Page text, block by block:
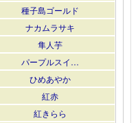
種子島ゴールド
ナカムラサキ
隼人芋
パープルスイ…
ひめあやか
紅赤
紅きらら